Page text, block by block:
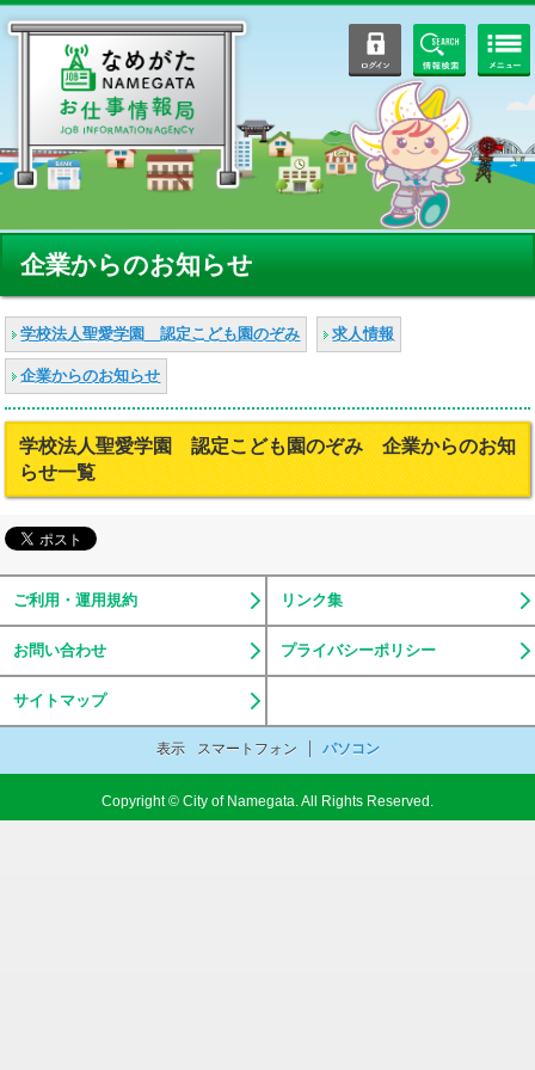
ログイン 情報検索
企業からのお知らせ
学校法人聖愛学園 認定こども園のぞみ 求人情報
企業からのお知らせ
学校法人聖愛学園 認定こども園のぞみ 企業からのお知
らせ一覧
ご利用・運用規約 リンク集
お問い合わせ プライバシーポリシー
サイトマップ
表示 スマートフォン パソコン
Copyright © City of Namegata. All Rights Reserved.